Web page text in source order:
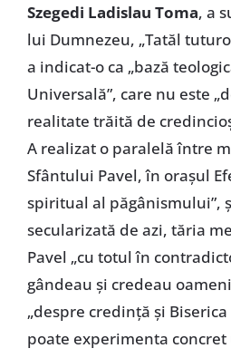
Szegedi Ladislau Toma, a
lui Dumnezeu, „Tatăl
a indicat-o ca „bază
Universală”, care nu este
realitate trăită de
A realizat o paralelă între
Sfântului Pavel, în orașul
spiritual al păgânismului”,
secularizată de azi, tăria
Pavel „cu totul în
gândeau și credeau
„despre credință și
poate experimenta concret